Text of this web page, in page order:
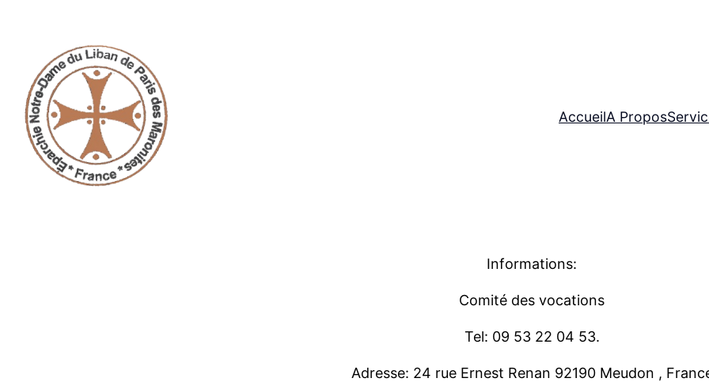
AccueilA Propos
Informations:
Comité des vocations
Tel: 09 53 22 04 53.
Adresse: 24 rue Ernest Renan 92190 Meudon ,